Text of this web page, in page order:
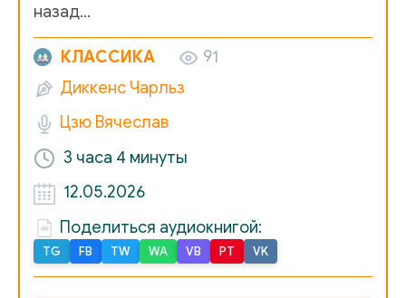
назад…
КЛАССИКА
91
Диккенс Чарльз
Цзю Вячеслав
3 часа 4 минуты
12.05.2026
Поделиться аудиокнигой:
TG FB TW WA VB PT VK